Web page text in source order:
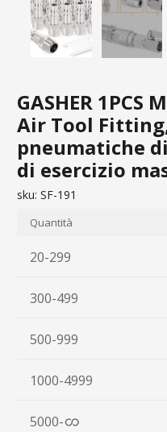
GASHER
Air Tool
pneumatiche
di esercizio
sku: SF-191
Quantità
20-299
300-499
500-999
1000-4999
5000-